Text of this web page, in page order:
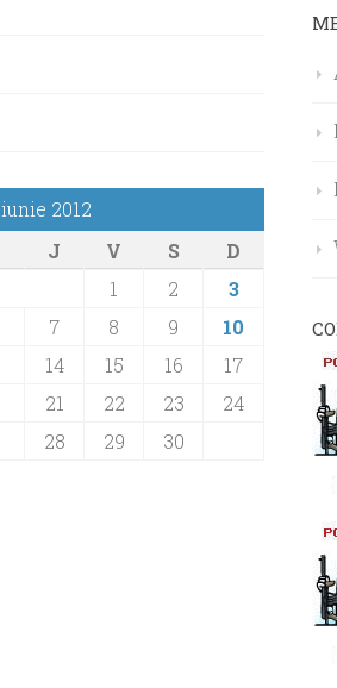
iunie 2012
J V S
D
1
2
3
7 8 9
10
14 15 16
17
21 22 23
24
28 29
30